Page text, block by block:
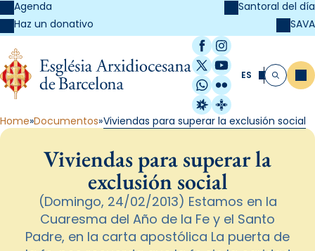
Agenda
Haz un donativo
Santoral del día
SAVA
Facebook
Instagram
X / Twitter
YouTube
WhatsApp
Flickr
Radio Estel
Catalunya
ES Buscar
Home Documentos Viviendas para superar la exclusión social
Viviendas para superar la
exclusión social
(Domingo, 24/02/2013) Estamos en la
Cuaresma del Año de la Fe y el Santo
Padre, en la carta apostólica La puerta de